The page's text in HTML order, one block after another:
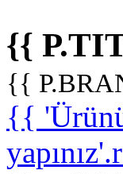
{{
{{
{{